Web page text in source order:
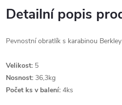
Detailní popis
Pevnostní obratlík s karabinou
Velikost: 5
Nosnost: 36,3kg
Počet ks v balení: 4ks